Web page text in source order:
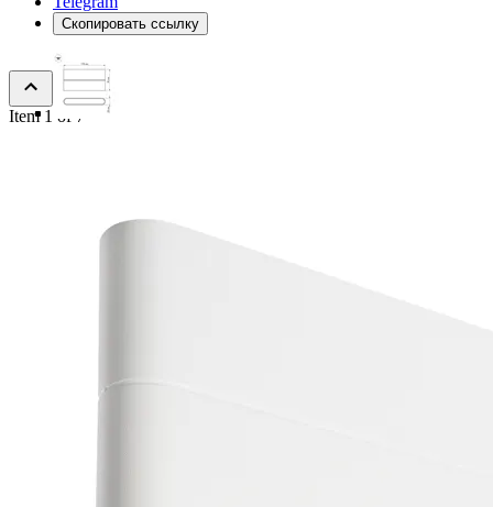
Скопировать ссылку
Item 1 of 7